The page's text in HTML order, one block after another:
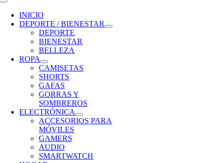
Toggle
Navigation
INICIO
DEPORTE / BIENESTAR
DEPORTE
BIENESTAR
BELLEZA
ROPA
CAMISETAS
SHORTS
GAFAS
GORRAS Y
SOMBREROS
ELECTRÓNICA
ACCESORIOS PARA
MÓVILES
GAMERS
AUDIO
SMARTWATCH